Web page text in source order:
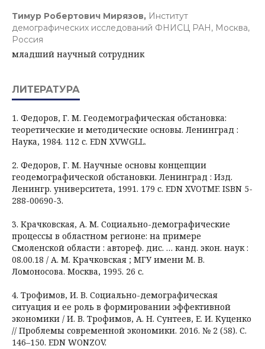
Тимур Робертович Мирязов, Институт
демографических исследований ФНИСЦ РАН, Москва,
Россия
младший научный сотрудник
ЛИТЕРАТУРА
1. Федоров, Г. М. Геодемографическая обстановка:
теоретические и методические основы. Ленинград :
Наука, 1984. 112 с. EDN XVWGLL.
2. Федоров, Г. М. Научные основы концепции
геодемографической обстановки. Ленинград : Изд.
Ленингр. университета, 1991. 179 с. EDN XVOTMF. ISBN 5-
288-00690-3.
3. Крачковская, А. М. Социально-демографические
процессы в областном регионе: на примере
Смоленской области : автореф. дис. … канд. экон. наук :
08.00.18 / А. М. Крачковская ; МГУ имени М. В.
Ломоносова. Москва, 1995. 26 с.
4. Трофимов, И. В. Социально-демографическая
ситуация и ее роль в формировании эффективной
экономики / И. В. Трофимов, А. Н. Сунтеев, Е. И. Куценко
// Проблемы современной экономики. 2016. № 2 (58). С.
146–150. EDN WONZOV.